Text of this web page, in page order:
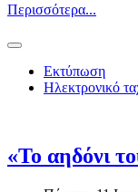
Περισσότερα...
Εκτύπωση
Ηλεκτρονικό
«Το αηδόνι